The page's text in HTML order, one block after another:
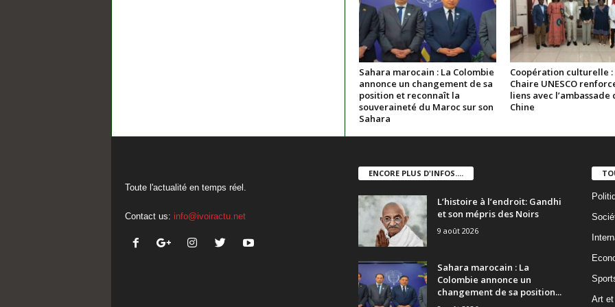
Sahara marocain : La Colombie
annonce un changement de sa
position et reconnaît la
souveraineté du Maroc sur son
Sahara
Coopération culturelle :
Chaire UNESCO
liens avec l’ambassade
Chine
Toute l'actualité en temps réel.
Contact us: info@ivoiractu.net
ENCORE PLUS D'INFOS....
L’histoire à l’endroit: Gandhi
et son mépris des Noirs
9 août 2026
Sahara marocain : La
Colombie annonce un
changement de sa position...
Art